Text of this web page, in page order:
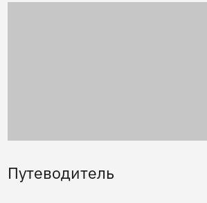
Путеводитель